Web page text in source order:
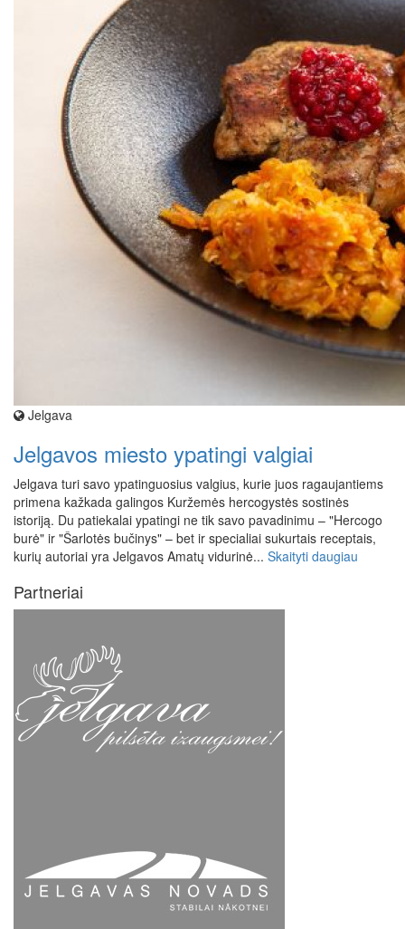
Jelgava
Jelgavos miesto ypatingi valgiai
Jelgava turi savo ypatinguosius valgius, kurie juos ragaujantiems
primena kažkada galingos Kuržemės hercogystės sostinės
istoriją. Du patiekalai ypatingi ne tik savo pavadinimu – "Hercogo
burė" ir "Šarlotės bučinys" – bet ir specialiai sukurtais receptais,
kurių autoriai yra Jelgavos Amatų vidurinė... Skaityti daugiau
Partneriai